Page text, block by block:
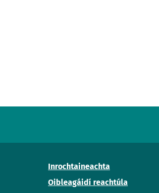
Inrochtaineachta
Oibleagáidí reachtúla